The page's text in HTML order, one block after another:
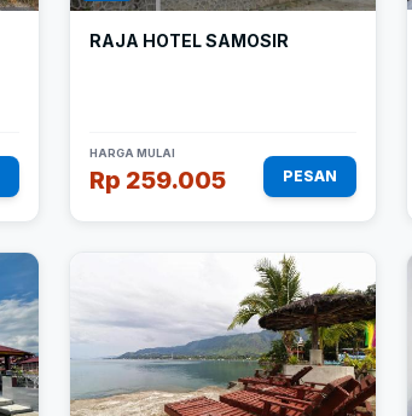
RAJA HOTEL SAMOSIR
HARGA MULAI
Rp 259.005 PESAN